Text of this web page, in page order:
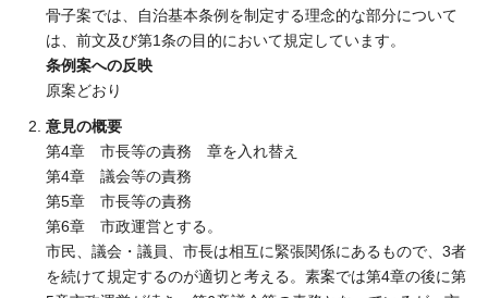
骨子案では、自治基本条例を制定する理念的な部分について
は、前文及び第1条の目的において規定しています。
条例案への反映
原案どおり
意見の概要
第4章 市長等の責務 章を入れ替え
第4章 議会等の責務
第5章 市長等の責務
第6章 市政運営とする。
市民、議会・議員、市長は相互に緊張関係にあるもので、3者
を続けて規定するのが適切と考える。素案では第4章の後に第